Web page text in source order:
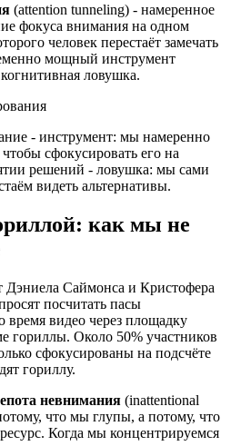
(attention tunneling) - намеренное
фокуса внимания на одном
человек перестаёт замечать
мощный инструмент
ловушка.
- инструмент: мы намеренно
сфокусировать его на
решений - ловушка: мы сами
видеть альтернативы.
как мы не
Дэниела Саймонса и Кристофера
посчитать пасы
время видео через площадку
гориллы. Около 50% участников
сфокусированы на подсчёте
гориллу.
невнимания (inattentional
что мы глупы, а потому, что
Когда мы концентрируемся